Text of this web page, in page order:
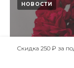
Скидка 250 ₽ за
НОВОСТИ